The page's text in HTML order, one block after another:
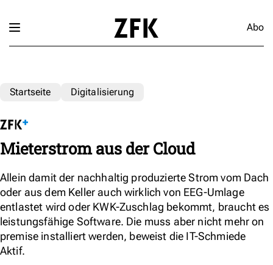
Abo
Startseite Digitalisierung
Mieterstrom aus der Cloud
Allein damit der nachhaltig produzierte Strom vom Dach
oder aus dem Keller auch wirklich von EEG-Umlage
entlastet wird oder KWK-Zuschlag bekommt, braucht es
leistungsfähige Software. Die muss aber nicht mehr on
premise installiert werden, beweist die IT-Schmiede
Aktif.